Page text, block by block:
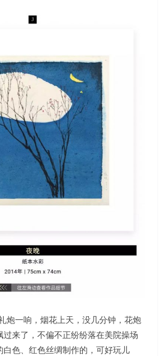
炮一响，烟花上天，没几分钟，花炮
来了，不偏不正纷纷落在美院操场
白色、红色丝绸制作的，可好玩儿